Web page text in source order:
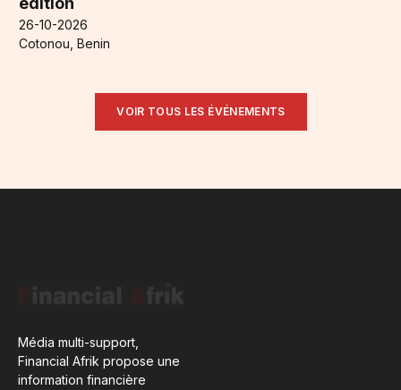
26-10-2026
Cotonou, Benin
VOIR TOUS LES ÉVÉNEMENTS
Média multi-support,
Financial Afrik propose une
information financière